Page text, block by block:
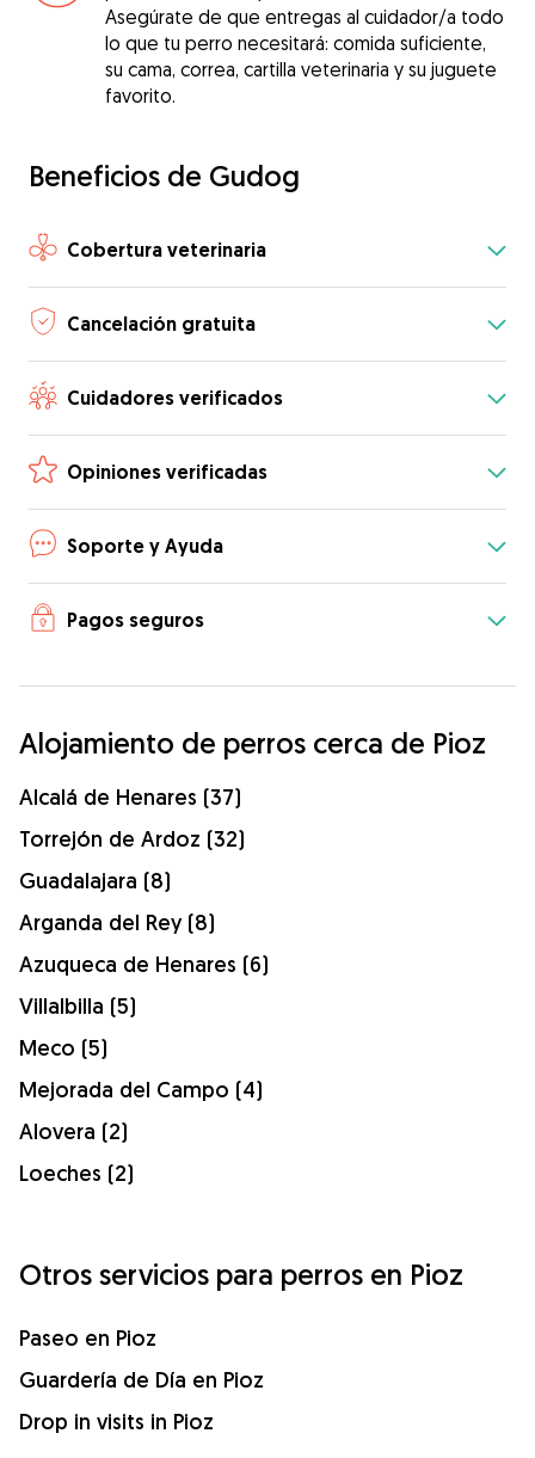
Asegúrate de que entregas al cuidador/a todo
lo que tu perro necesitará: comida suficiente,
su cama, correa, cartilla veterinaria y su juguete
favorito.
Beneficios de Gudog
Cobertura veterinaria
Cancelación gratuita
Cuidadores verificados
Opiniones verificadas
Soporte y Ayuda
Pagos seguros
Alojamiento de perros cerca de Pioz
Alcalá de Henares (37)
Torrejón de Ardoz (32)
Guadalajara (8)
Arganda del Rey (8)
Azuqueca de Henares (6)
Villalbilla (5)
Meco (5)
Mejorada del Campo (4)
Alovera (2)
Loeches (2)
Otros servicios para perros en Pioz
Paseo en Pioz
Guardería de Día en Pioz
Drop in visits in Pioz